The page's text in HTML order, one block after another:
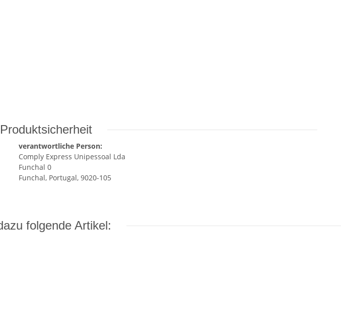
verantwortliche Person:
Comply Express Unipessoal Lda
Funchal 0
Funchal, Portugal, 9020-105
folgende Artikel: